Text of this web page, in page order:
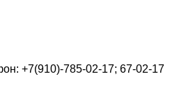
+7(910)-785-02-17; 67-02-17